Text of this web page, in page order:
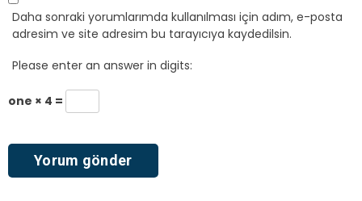
Daha sonraki yorumlarımda kullanılması için adım, e-posta
adresim ve site adresim bu tarayıcıya kaydedilsin.
Please enter an answer in digits:
one × 4 =